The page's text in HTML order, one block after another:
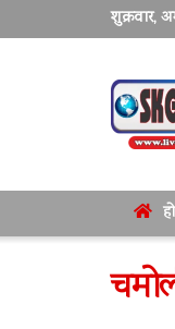
शुक्रवार,